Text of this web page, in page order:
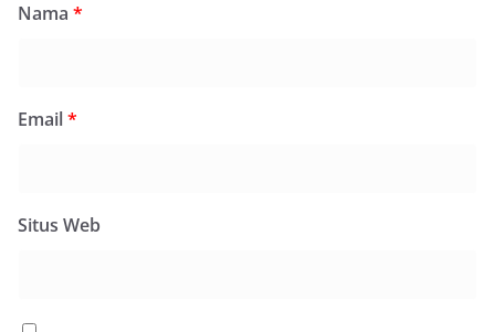
Nama *
Email*
Situs Web